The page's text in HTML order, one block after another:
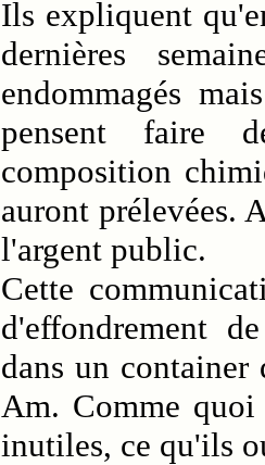
Ils expliquent
dernières
endommagés
pensent faire
composition
auront prélevées.
l'argent public.
Cette
d'effondrement
dans un
Am. Comme quoi
inutiles, ce qu'ils